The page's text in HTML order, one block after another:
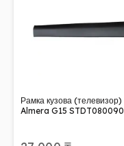
Рамка кузова (телевизор)
Almera G15 STDT080090